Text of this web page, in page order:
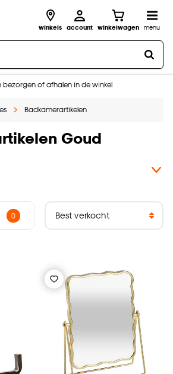
winkels account winkelwagen menu
bezorgen of afhalen in de winkel
raam advies en inmeten aan huis
Badkamerartikelen
Goud
0